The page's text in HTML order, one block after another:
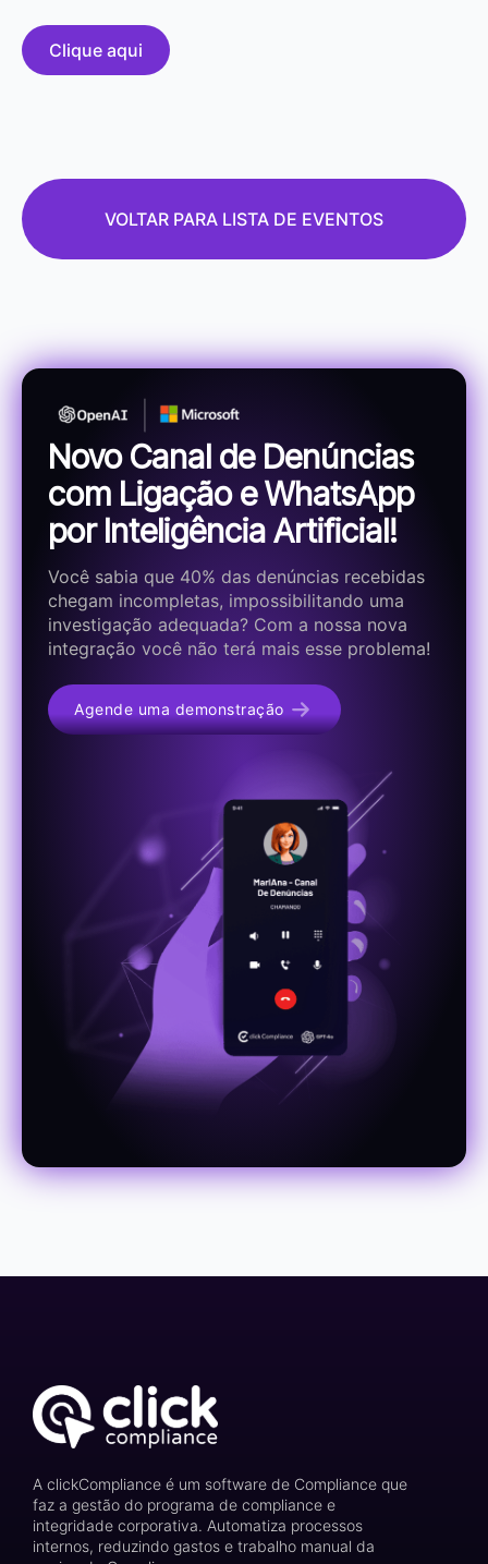
Clique aqui
VOLTAR PARA LISTA DE EVENTOS
Novo Canal de Denúncias
com Ligação e WhatsApp
por Inteligência Artificial!
Você sabia que 40% das denúncias recebidas
chegam incompletas, impossibilitando uma
investigação adequada? Com a nossa nova
integração você não terá mais esse problema!
Agende uma demonstração
A clickCompliance é um software de Compliance que
faz a gestão do programa de compliance e
integridade corporativa. Automatiza processos
internos, reduzindo gastos e trabalho manual da